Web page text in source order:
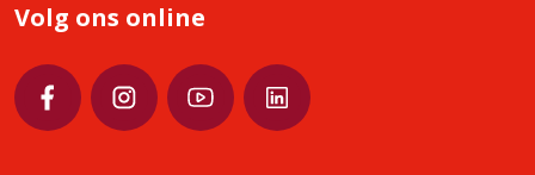
Volg ons online